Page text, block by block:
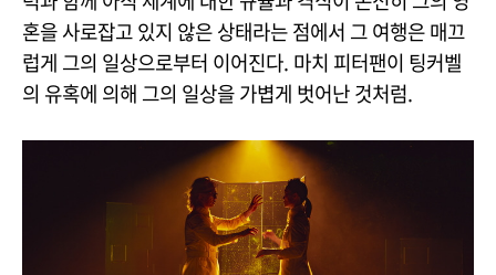
혼을 사로잡고 있지 않은 상태라는 점에서 그 여행은 매끄
럽게 그의 일상으로부터 이어진다. 마치 피터팬이 팅커벨
의 유혹에 의해 그의 일상을 가볍게 벗어난 것처럼.